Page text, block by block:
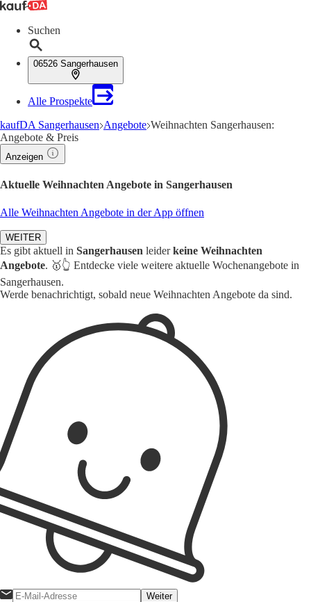
Suchen
06526 Sangerhausen
Alle Prospekte
kaufDA Sangerhausen Angebote Weihnachten Sangerhausen:
Angebote & Preis
Anzeigen
Aktuelle Weihnachten Angebote in Sangerhausen
Alle Weihnachten Angebote in der App öffnen
WEITER
Es gibt aktuell in Sangerhausen leiderkeine Weihnachten
Angebote. 🥇👆 Entdecke viele weitere aktuelle Wochenangebote in
Sangerhausen.
Werde benachrichtigt, sobald neue Weihnachten Angebote da sind.
Weiter